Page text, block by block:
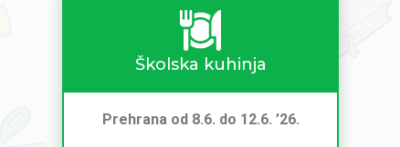
Školska kuhinja
Prehrana od 8.6. do 12.6. ’26.